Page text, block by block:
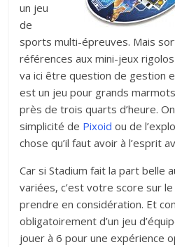
un jeu
de
sports multi-épreuves. Mais
références aux mini-jeux
va ici être question de gestion
est un jeu pour grands
près de trois quarts d’heure.
simplicité de Pixoid ou de
chose qu’il faut avoir à l’esprit
Car si Stadium fait la part belle
variées, c’est votre score sur le
prendre en considération. Et
obligatoirement d’un jeu
jouer à 6 pour une expérience